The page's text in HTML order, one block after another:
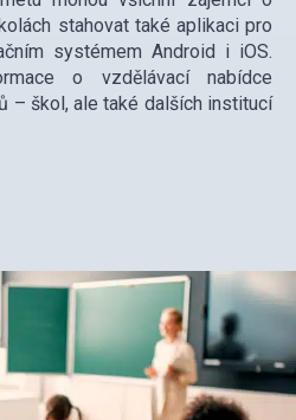
stahovat také aplikaci pro
systémem Android i iOS.
o vzdělávací nabídce
– škol, ale také dalších institucí